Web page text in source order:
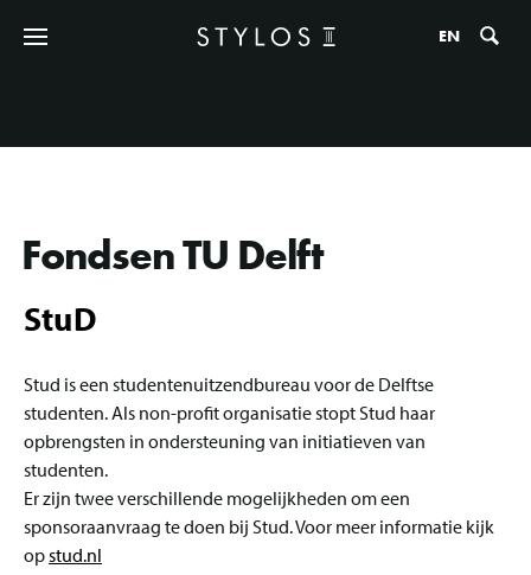
EN
Fondsen TU Delft
StuD
Stud is een studentenuitzendbureau voor de Delftse
studenten. Als non-profit organisatie stopt Stud haar
opbrengsten in ondersteuning van initiatieven van
studenten.
Er zijn twee verschillende mogelijkheden om een
sponsoraanvraag te doen bij Stud. Voor meer informatie kijk
opstud.nl